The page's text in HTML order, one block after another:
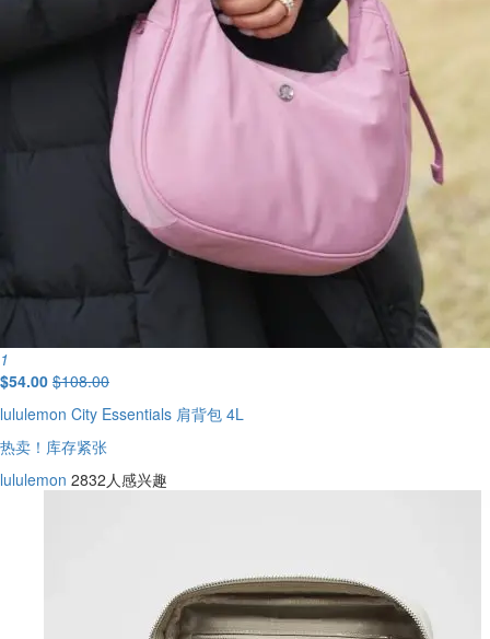
1
$54.00 $108.00
lululemon City Essentials 肩背包 4L
热卖！库存紧张
lululemon 2832人感兴趣